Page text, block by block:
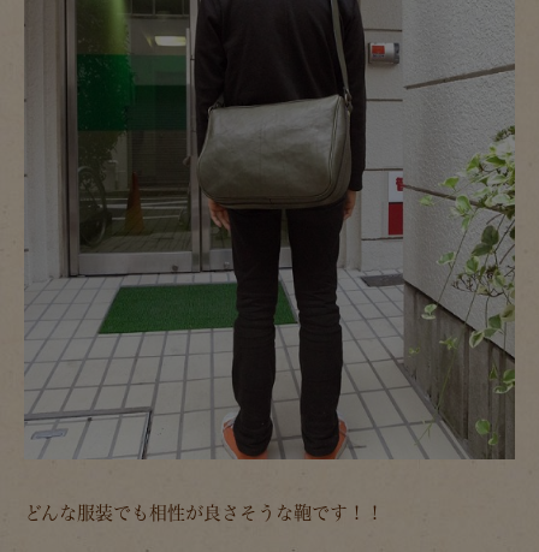
どんな服装でも相性が良さそうな鞄です！！